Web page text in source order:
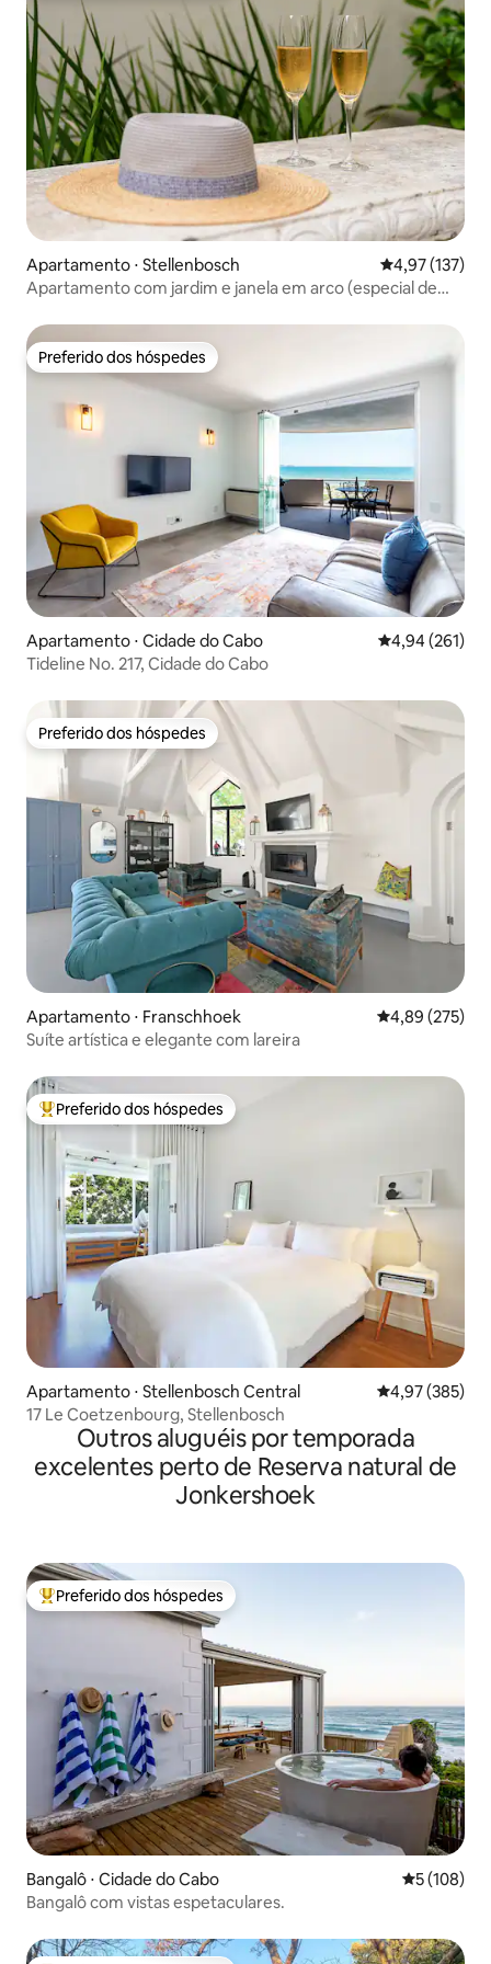
Apartamento ⋅ Stellenbosch 4,97 de uma
4,97 (137)
Apartamento com jardim e janela em arco (especial de
Preferido dos hóspedes
Preferido dos hóspedes
Apartamento ⋅ Cidade do Cabo 4,94 de uma
4,94 (261)
Tideline No. 217, Cidade do Cabo
Preferido dos hóspedes
Preferido dos hóspedes
Apartamento ⋅ Franschhoek 4,89 de uma
4,89 (275)
Suíte artística e elegante com lareira
Entre os melhores preferidos dos hóspedes
Preferido dos hóspedes
Apartamento ⋅ Stellenbosch Central 4,97 de uma
4,97 (385)
17 Le Coetzenbourg, Stellenbosch
Outros aluguéis por temporada
excelentes perto de Reserva natural de
Jonkershoek
Entre os melhores preferidos dos hóspedes
Preferido dos hóspedes
Bangalô ⋅ Cidade do Cabo 5 de uma
5 (108)
Bangalô com vistas espetaculares.